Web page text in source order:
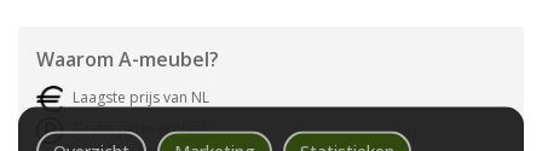
Waarom A-meubel?
Laagste prijs van NL
Gratis parkeerplaats